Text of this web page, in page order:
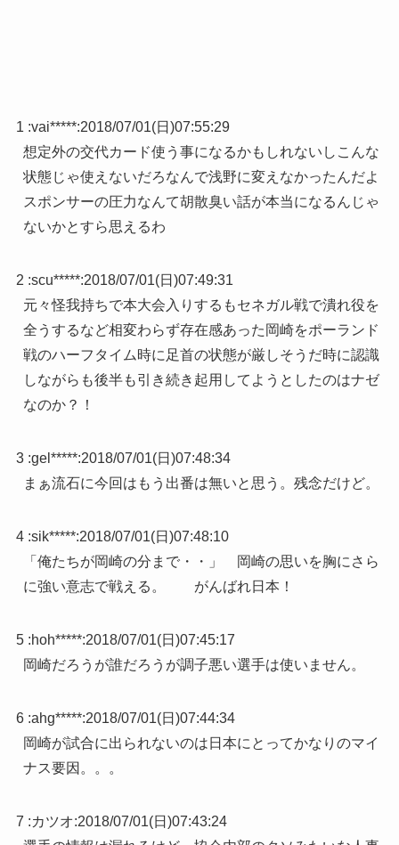
1 :vai*****:2018/07/01(日)07:55:29
想定外の交代カード使う事になるかもしれないしこんな
状態じゃ使えないだろなんで浅野に変えなかったんだよ
スポンサーの圧力なんて胡散臭い話が本当になるんじゃ
ないかとすら思えるわ
2 :scu*****:2018/07/01(日)07:49:31
元々怪我持ちで本大会入りするもセネガル戦で潰れ役を
全うするなど相変わらず存在感あった岡崎をポーランド
戦のハーフタイム時に足首の状態が厳しそうだ時に認識
しながらも後半も引き続き起用してようとしたのはナゼ
なのか？！
3 :gel*****:2018/07/01(日)07:48:34
まぁ流石に今回はもう出番は無いと思う。残念だけど。
4 :sik*****:2018/07/01(日)07:48:10
「俺たちが岡崎の分まで・・」 岡崎の思いを胸にさら
に強い意志で戦える。 がんばれ日本！
5 :hoh*****:2018/07/01(日)07:45:17
岡崎だろうが誰だろうが調子悪い選手は使いません。
6 :ahg*****:2018/07/01(日)07:44:34
岡崎が試合に出られないのは日本にとってかなりのマイ
ナス要因。。。
7 :カツオ:2018/07/01(日)07:43:24